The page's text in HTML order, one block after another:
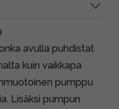
avulla puhdistat
kuin vaikkapa
pumppu
Lisäksi pumpun